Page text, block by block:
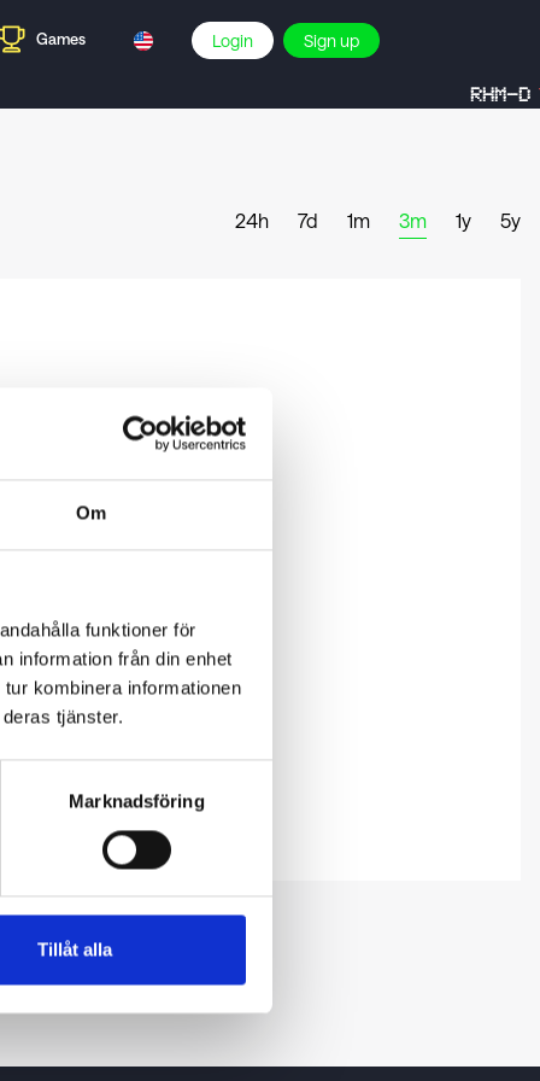
Om
funktioner för
information från din enhet
kombinera informationen
tjänster.
Marknadsföring
Tillåt alla
Games Login Sign up
RHM-D
24h 7d 1m 3m 1y 5y